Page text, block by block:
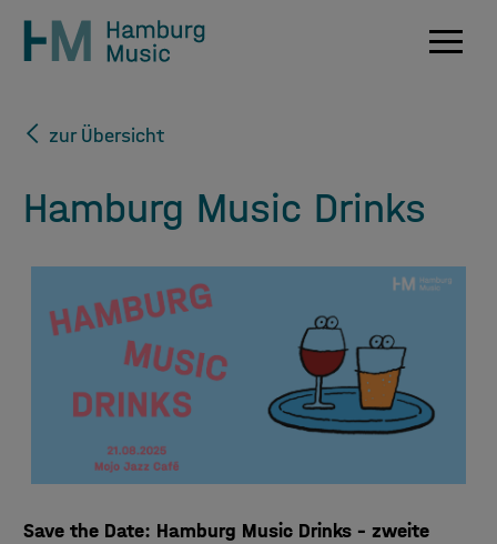
zur Übersicht
Hamburg Music Drinks
Save the Date: Hamburg Music Drinks – zweite